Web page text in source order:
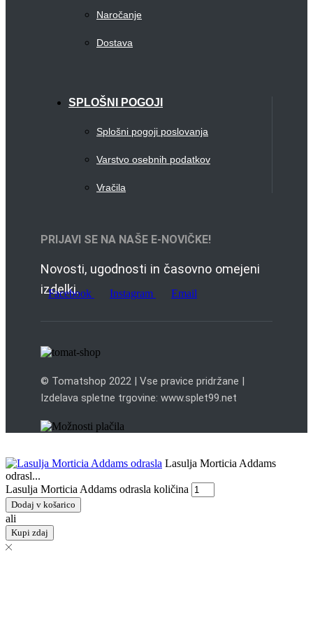
Naročanje
Dostava
SPLOŠNI POGOJI
Splošni pogoji poslovanja
Varstvo osebnih podatkov
Vračila
PRIJAVI SE NA NAŠE E-NOVIČKE!
Novosti, ugodnosti in časovno omejeni
izdelki.
Facebook Instagram Email
© Tomatshop 2022 | Vse pravice pridržane |
Izdelava spletne trgovine: www.splet99.net
Lasulja Morticia Addams
odrasl...
Lasulja Morticia Addams odrasla količina
Dodaj v košarico
ali
Kupi zdaj